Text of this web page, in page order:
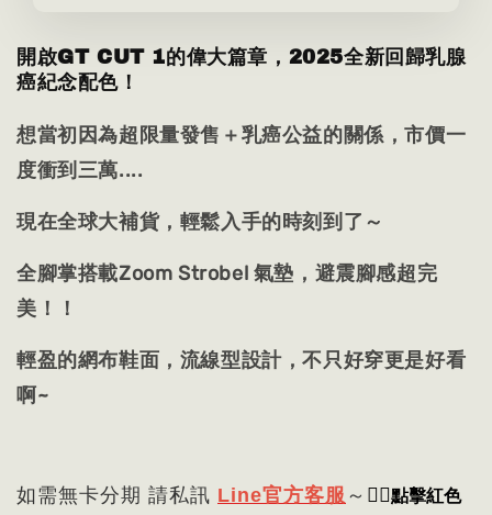
開啟GT CUT 1的偉大篇章，2025全新回歸乳腺
癌紀念配色！
想當初因為超限量發售＋乳癌公益的關係，市價一
度衝到三萬....
現在全球大補貨，輕鬆入手的時刻到了～
全腳掌搭載Zoom Strobel 氣墊，避震腳感超完
美！！
輕盈的網布鞋面，流線型設計，不只好穿更是好看
啊~
如需無卡分期 請私訊 Line官方客服 ～ 👈🏻點擊紅色